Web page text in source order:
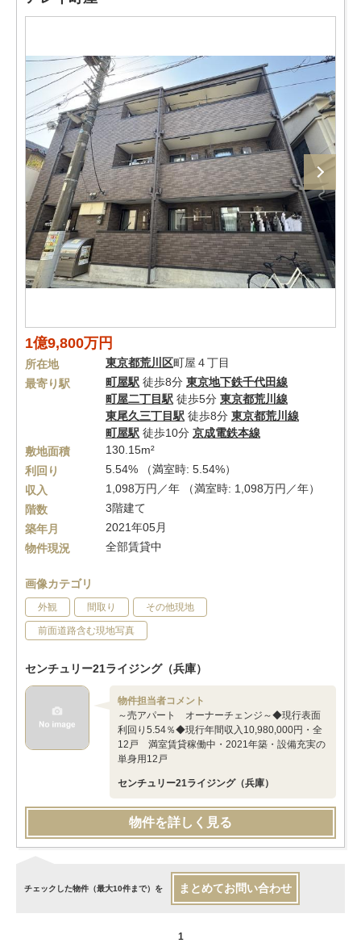
1億9,800万円
所在地 東京都荒川区町屋４丁目
最寄り駅
町屋駅 徒歩8分 東京地下鉄千代田線
町屋二丁目駅 徒歩5分 東京都荒川線
東尾久三丁目駅 徒歩8分 東京都荒川線
町屋駅 徒歩10分 京成電鉄本線
敷地面積
130.15m²
利回り
5.54% （満室時: 5.54%）
収入
1,098万円／年 （満室時: 1,098万円／年）
階数
3階建て
築年月
2021年05月
物件現況
全部賃貸中
画像カテゴリ
外観 間取り その他現地
前面道路含む現地写真
センチュリー21ライジング（兵庫）
物件担当者コメント
～売アパート オーナーチェンジ～◆現行表面
利回り5.54％◆現行年間収入10,980,000円・全
12戸 満室賃貸稼働中・2021年築・設備充実の
単身用12戸
センチュリー21ライジング（兵庫）
物件を詳しく見る
チェックした物件（最大10件まで）を まとめてお問い合わせ
1